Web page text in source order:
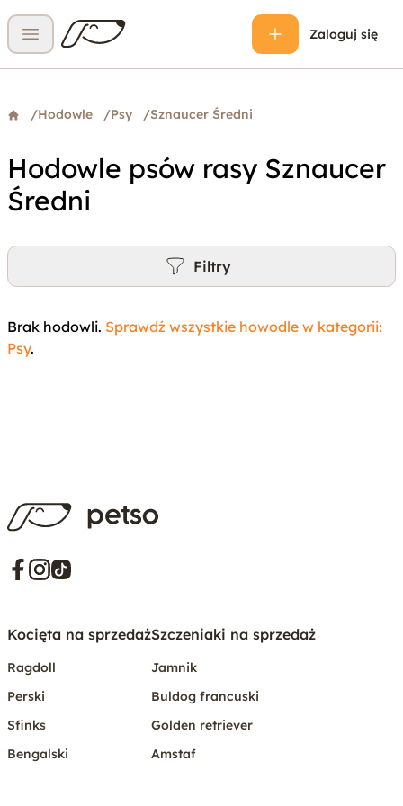
Otwórz menu
Zaloguj się
/Hodowle /Psy /Sznaucer Średni
Hodowle psów rasy Sznaucer
Średni
Filtry
Brak hodowli. Sprawdź wszystkie howodle w kategorii:
Psy.
Kocięta na sprzedaż
Ragdoll
Perski
Sfinks
Bengalski
Szczeniaki na sprzedaż
Jamnik
Buldog francuski
Golden retriever
Amstaf